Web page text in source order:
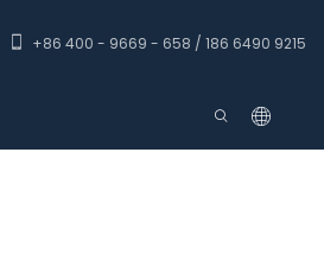
+86 400 - 9669 - 658 / 186 6490 9215